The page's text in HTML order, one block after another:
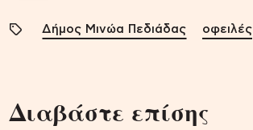
Δήμος Μινώα Πεδιάδας οφειλές
Διαβάστε επίσης